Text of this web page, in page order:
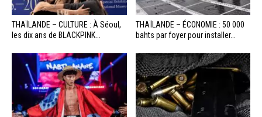
THAÏLANDE – CULTURE : À Séoul,
les dix ans de BLACKPINK...
THAÏLANDE – ÉCONOMIE : 50 000
bahts par foyer pour installer...